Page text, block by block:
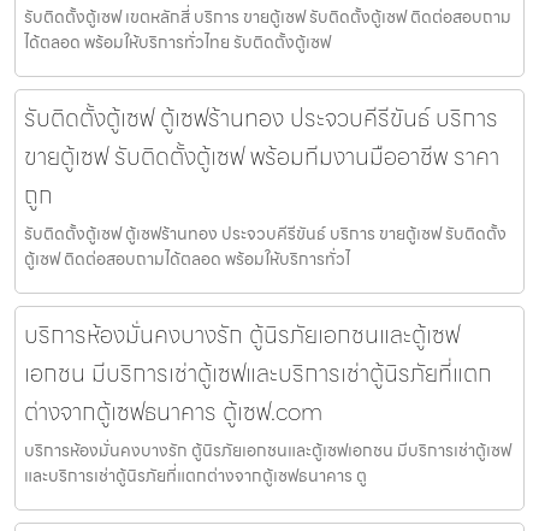
รับติดตั้งตู้เซฟ เขตหลักสี่ บริการ ขายตู้เซฟ รับติดตั้งตู้เซฟ ติดต่อสอบถาม
ได้ตลอด พร้อมให้บริการทั่วไทย รับติดตั้งตู้เซฟ
รับติดตั้งตู้เซฟ ตู้เซฟร้านทอง ประจวบคีรีขันธ์ บริการ
ขายตู้เซฟ รับติดตั้งตู้เซฟ พร้อมทีมงานมืออาชีพ ราคา
ถูก
รับติดตั้งตู้เซฟ ตู้เซฟร้านทอง ประจวบคีรีขันธ์ บริการ ขายตู้เซฟ รับติดตั้ง
ตู้เซฟ ติดต่อสอบถามได้ตลอด พร้อมให้บริการทั่วไ
บริการห้องมั่นคงบางรัก ตู้นิรภัยเอกชนและตู้เซฟ
เอกชน มีบริการเช่าตู้เซฟและบริการเช่าตู้นิรภัยที่แตก
ต่างจากตู้เซฟธนาคาร ตู้เซฟ.com
บริการห้องมั่นคงบางรัก ตู้นิรภัยเอกชนและตู้เซฟเอกชน มีบริการเช่าตู้เซฟ
และบริการเช่าตู้นิรภัยที่แตกต่างจากตู้เซฟธนาคาร ตู